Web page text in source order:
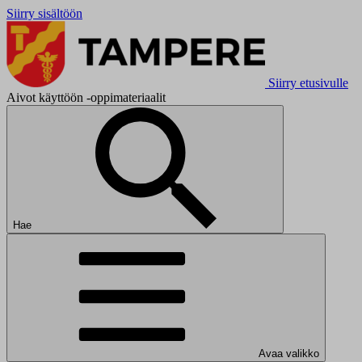
Siirry sisältöön
Siirry etusivulle
Aivot käyttöön -oppimateriaalit
Hae
Avaa valikko